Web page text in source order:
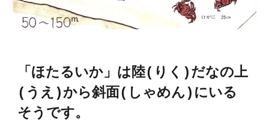
「ほたるいか」は陸(りく)だなの上
(うえ)から斜面(しゃめん)にいる
そうです。